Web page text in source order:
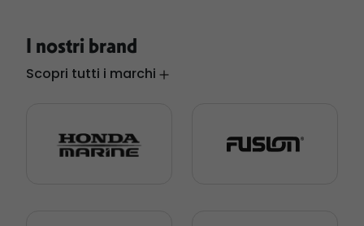
I nostri brand
Scopri tutti i marchi